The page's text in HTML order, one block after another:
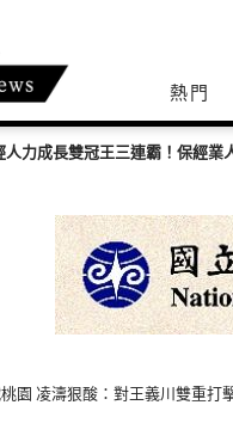
熱門
園 凌濤狠酸：對王義川雙重打